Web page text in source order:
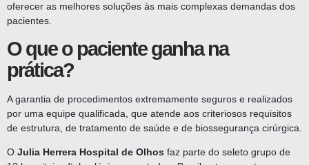
oferecer as melhores soluções às mais complexas demandas dos
pacientes.
O que o paciente ganha na
prática?
A garantia de procedimentos extremamente seguros e realizados
por uma equipe qualificada, que atende aos criteriosos requisitos
de estrutura, de tratamento de saúde e de biossegurança cirúrgica.
O Julia Herrera Hospital de Olhos faz parte do seleto grupo de